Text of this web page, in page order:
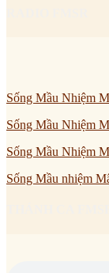
Sống Mầu Nhiệm
Sống Mầu Nhiệm
Sống Mầu Nhiệm
Sống Mầu nhiệm